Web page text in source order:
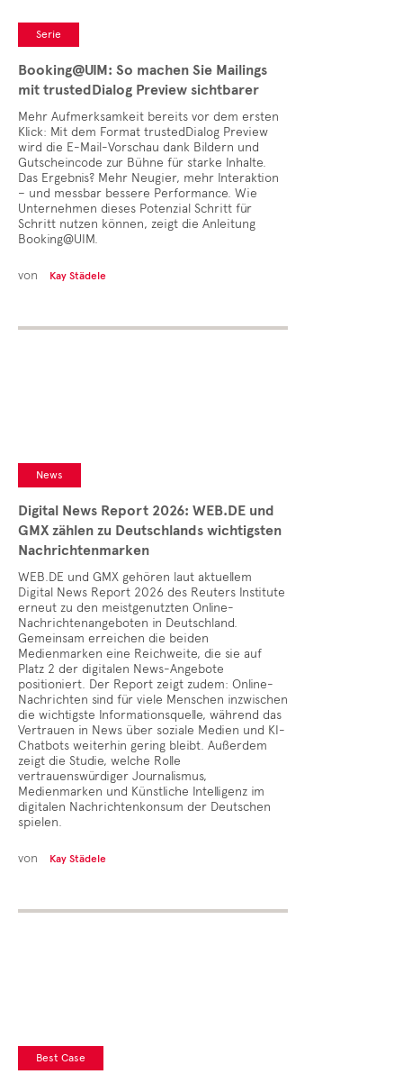
Serie
Booking@UIM: So machen Sie Mailings
mit trustedDialog Preview sichtbarer
Mehr Aufmerksamkeit bereits vor dem ersten
Klick: Mit dem Format trustedDialog Preview
wird die E-Mail-Vorschau dank Bildern und
Gutscheincode zur Bühne für starke Inhalte.
Das Ergebnis? Mehr Neugier, mehr Interaktion
– und messbar bessere Performance. Wie
Unternehmen dieses Potenzial Schritt für
Schritt nutzen können, zeigt die Anleitung
Booking@UIM.
von Kay Städele
News
Digital News Report 2026: WEB.DE und
GMX zählen zu Deutschlands wichtigsten
Nachrichtenmarken
WEB.DE und GMX gehören laut aktuellem
Digital News Report 2026 des Reuters Institute
erneut zu den meistgenutzten Online-
Nachrichtenangeboten in Deutschland.
Gemeinsam erreichen die beiden
Medienmarken eine Reichweite, die sie auf
Platz 2 der digitalen News-Angebote
positioniert. Der Report zeigt zudem: Online-
Nachrichten sind für viele Menschen inzwischen
die wichtigste Informationsquelle, während das
Vertrauen in News über soziale Medien und KI-
Chatbots weiterhin gering bleibt. Außerdem
zeigt die Studie, welche Rolle
vertrauenswürdiger Journalismus,
Medienmarken und Künstliche Intelligenz im
digitalen Nachrichtenkonsum der Deutschen
spielen.
von Kay Städele
Best Case